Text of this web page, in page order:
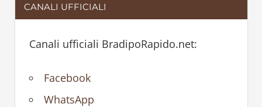
CANALI UFFICIALI
Canali ufficiali BradipoRapido.net:
Facebook
WhatsApp